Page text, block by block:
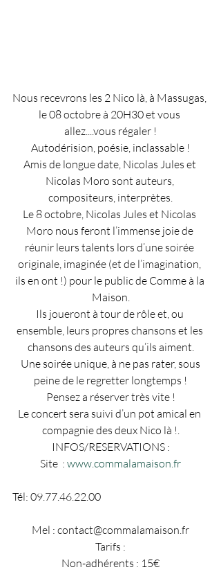
Nous recevrons les 2 Nico là, à Massugas,
le 08 octobre à 20H30 et vous
allez....vous régaler !
Autodérision, poésie, inclassable !
Amis de longue date, Nicolas Jules et
Nicolas Moro sont auteurs,
compositeurs, interprètes.
Le 8 octobre, Nicolas Jules et Nicolas
Moro nous feront l’immense joie de
réunir leurs talents lors d’une soirée
originale, imaginée (et de l’imagination,
ils en ont !) pour le public de Comme à la
Maison.
Ils joueront à tour de rôle et, ou
ensemble, leurs propres chansons et les
chansons des auteurs qu’ils aiment.
peine de le regretter longtemps !
Pensez a réserver très vite !
Le concert sera suivi d’un pot amical en
compagnie des deux Nico là !.
INFOS/RESERVATIONS :
Site  : www.commalamaison.fr
Tél: 09.77.46.22.00
Mel : contact@commalamaison.fr
Tarifs :
Non-adhérents : 15€